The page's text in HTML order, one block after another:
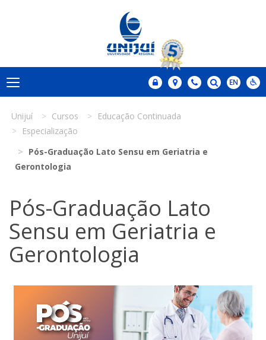
Unijuí Cursos
Educação Continuada
Especialização
Pós-Graduação Lato Sensu em Geriatria e
Gerontologia
Pós-Graduação Lato
Sensu em Geriatria e
Gerontologia